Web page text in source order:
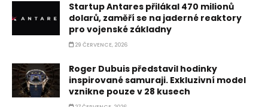
Startup Antares přilákal 470 milionů
dolarů, zaměří se na jaderné reaktory
pro vojenské základny
29 ČERVENCE, 2026
Roger Dubuis představil hodinky
inspirované samuraji. Exkluzivní model
vznikne pouze v 28 kusech